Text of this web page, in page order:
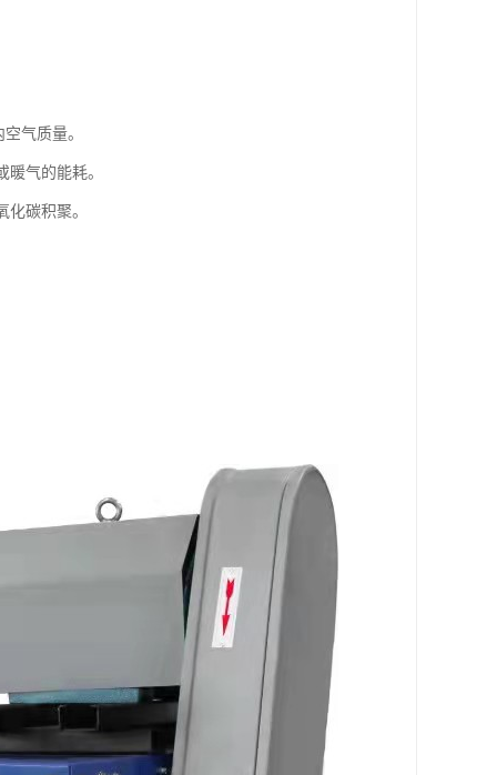
气质量。
气的能耗。
碳积聚。